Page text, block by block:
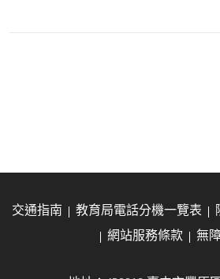
交通指南 教育局電話分機一覽表
網站服務條款
無